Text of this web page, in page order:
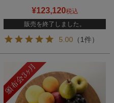
¥123,120税込
販売を終了しました。
5.00 （1件）